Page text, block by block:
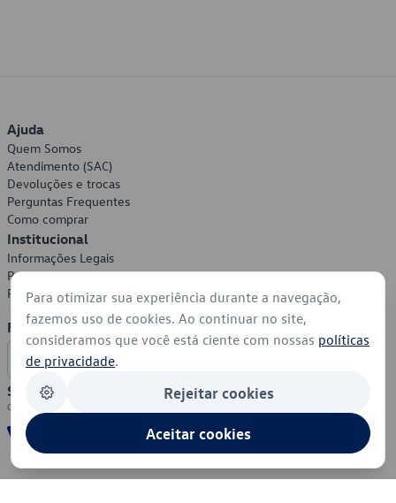
Ajuda
Quem Somos
Atendimento (SAC)
Devoluções e trocas
Perguntas Frequentes
Como comprar
Institucional
Informações Legais
Política de Privacidade
Política de Cookies
Formas de Pagamento
Segurança
Para otimizar sua experiência durante a navegação,
fazemos uso de cookies. Ao continuar no site,
consideramos que você está ciente com nossas políticas
de privacidade.
Rejeitar cookies
Aceitar cookies